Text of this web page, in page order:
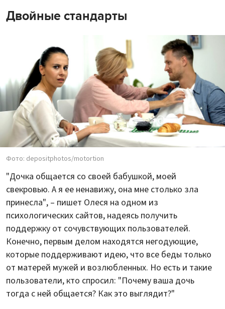
Двойные стандарты
Фото: depositphotos/motortion
"Дочка общается со своей бабушкой, моей
свекровью. А я ее ненавижу, она мне столько зла
принесла", – пишет Олеся на одном из
психологических сайтов, надеясь получить
поддержку от сочувствующих пользователей.
Конечно, первым делом находятся негодующие,
которые поддерживают идею, что все беды только
от матерей мужей и возлюбленных. Но есть и такие
пользователи, кто спросил: "Почему ваша дочь
тогда с ней общается? Как это выглядит?"